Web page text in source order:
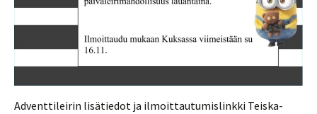
Adventtileirin lisätiedot ja ilmoittautumislinkki Teiska-